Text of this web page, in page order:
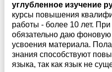
углубленное изучение
курсы повышения
работы - более 10 лет.
обязательно даю
усвоения материала.
знания способствуют
языка, так как язык не